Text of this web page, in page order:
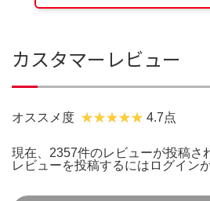
カスタマーレビュー
オススメ度 4.7点
現在、2357件のレビューが投稿さ
レビューを投稿するには ログイン